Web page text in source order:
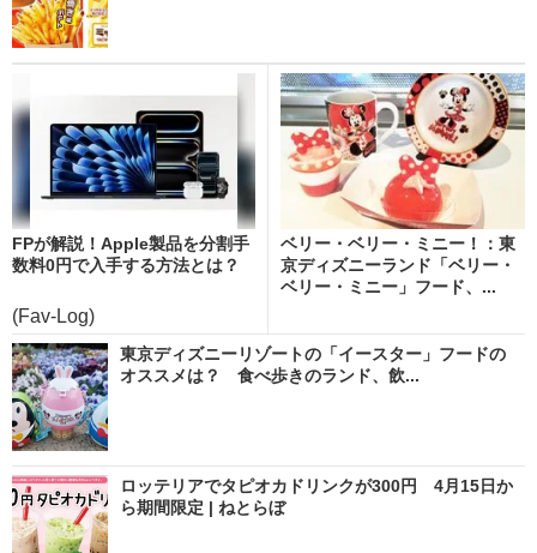
FPが解説！Apple製品を分割手
数料0円で入手する方法とは？
(Fav-Log)
ベリー・ベリー・ミニー！：東
京ディズニーランド「ベリー・
ベリー・ミニー」フード、...
東京ディズニーリゾートの「イースター」フードの
オススメは？ 食べ歩きのランド、飲...
ロッテリアでタピオカドリンクが300円 4月15日か
ら期間限定 | ねとらぼ